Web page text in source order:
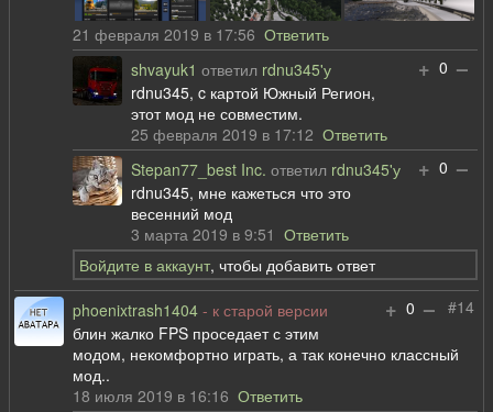
21 февраля 2019 в 17:56Ответить
+ 0 –
shvayuk1 ответил rdnu345'у
rdnu345, c картой Южный Регион,
этот мод не совместим.
25 февраля 2019 в 17:12Ответить
+ 0 –
Stepan77_best Inc. ответил rdnu345'у
rdnu345, мне кажеться что это
весенний мод
3 марта 2019 в 9:51Ответить
Войдите в аккаунт, чтобы добавить ответ
#14
+ 0 –
phoenixtrash1404 - к старой версии
блин жалко FPS проседает с этим
модом, некомфортно играть, а так конечно классный
мод..
18 июля 2019 в 16:16Ответить